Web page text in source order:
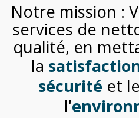
Notre mission :
services de
qualité, en
la
sécurité et
l'